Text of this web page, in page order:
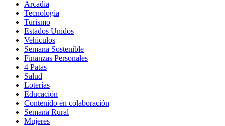
Arcadia
Tecnología
Turismo
Estados Unidos
Vehículos
Semana Sostenible
Finanzas Personales
4 Patas
Salud
Loterías
Educación
Contenido en colaboración
Semana Rural
Mujeres